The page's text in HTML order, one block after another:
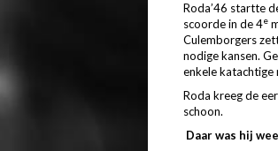
Roda’46 startte
scoorde in de 4e
Culemborgers
nodige kansen.
enkele
Roda kreeg de
schoon.
Daar was hij